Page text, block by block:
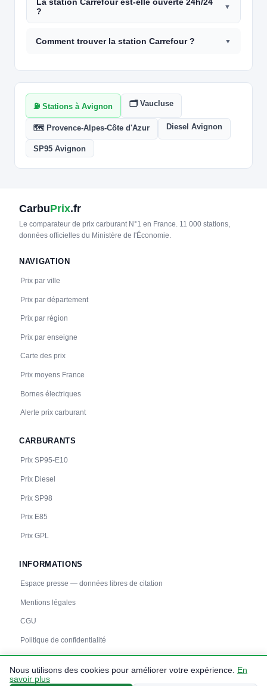
Nous utilisons des cookies pour améliorer votre expérience.
En
savoir plus
?
Comment trouver la station Carrefour ?
⛽ Stations à Avignon 🗂️ Vaucluse
🗺️ Provence-Alpes-Côte d'Azur Diesel Avignon
SP95 Avignon
CarbuPrix.fr
Le comparateur de prix carburant N°1 en France. 11 000 stations,
données officielles du Ministère de l'Économie.
NAVIGATION
Prix par ville
Prix par département
Prix par région
Prix par enseigne
Carte des prix
Prix moyens France
Bornes électriques
Alerte prix carburant
CARBURANTS
Prix SP95-E10
Prix Diesel
Prix SP98
Prix E85
Prix GPL
INFORMATIONS
Espace presse — données libres de citation
Mentions légales
CGU
Politique de confidentialité
© 2026 carbuprix.fr — Données :prix-carburants.gouv.fr— Tous droits